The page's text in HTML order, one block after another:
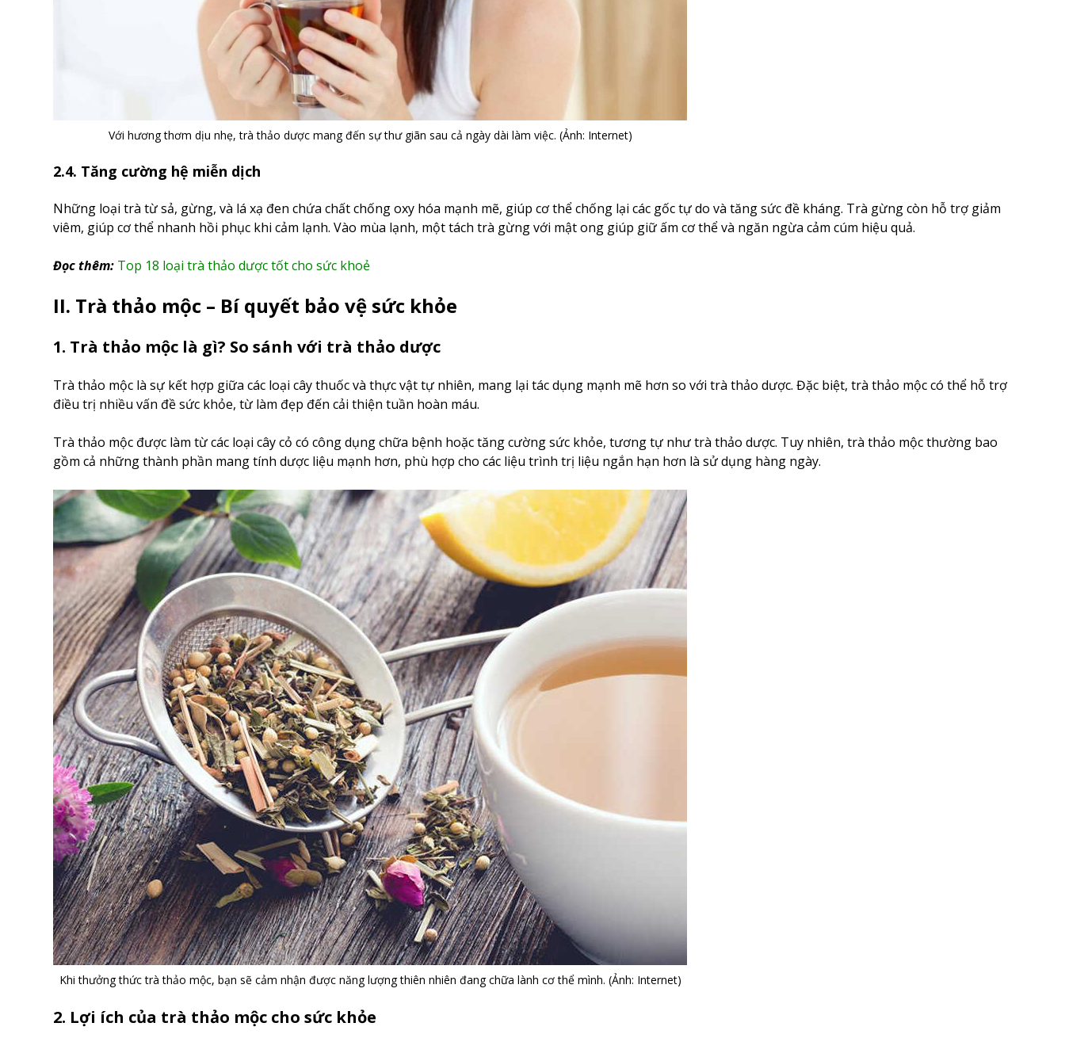
Với hương thơm dịu nhẹ, trà thảo dược mang đến sự thư giãn sau cả ngày dài làm việc. (Ảnh: Internet)
2.4. Tăng cường hệ miễn dịch
Những loại trà từ sả, gừng, và lá xạ đen chứa chất chống oxy hóa mạnh mẽ, giúp cơ thể chống lại các gốc tự do và tăng sức đề kháng. Trà gừng còn hỗ trợ giảm
viêm, giúp cơ thể nhanh hồi phục khi cảm lạnh. Vào mùa lạnh, một tách trà gừng với mật ong giúp giữ ấm cơ thể và ngăn ngừa cảm cúm hiệu quả.
Đọc thêm: Top 18 loại trà thảo dược tốt cho sức khoẻ
II. Trà thảo mộc – Bí quyết bảo vệ sức khỏe
1. Trà thảo mộc là gì? So sánh với trà thảo dược
Trà thảo mộc là sự kết hợp giữa các loại cây thuốc và thực vật tự nhiên, mang lại tác dụng mạnh mẽ hơn so với trà thảo dược. Đặc biệt, trà thảo mộc có thể hỗ trợ
điều trị nhiều vấn đề sức khỏe, từ làm đẹp đến cải thiện tuần hoàn máu.
Trà thảo mộc được làm từ các loại cây cỏ có công dụng chữa bệnh hoặc tăng cường sức khỏe, tương tự như trà thảo dược. Tuy nhiên, trà thảo mộc thường bao
gồm cả những thành phần mang tính dược liệu mạnh hơn, phù hợp cho các liệu trình trị liệu ngắn hạn hơn là sử dụng hàng ngày.
Khi thưởng thức trà thảo mộc, bạn sẽ cảm nhận được năng lượng thiên nhiên đang chữa lành cơ thể mình. (Ảnh: Internet)
2. Lợi ích của trà thảo mộc cho sức khỏe